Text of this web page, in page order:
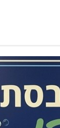
העימות. הפעם
לתושבי קו